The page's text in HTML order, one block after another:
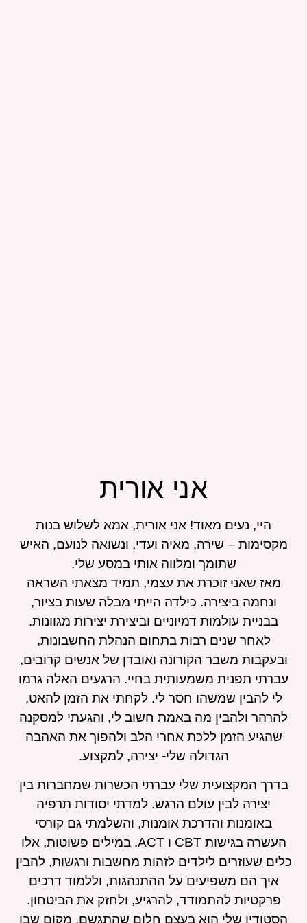
אני אורית
היי, נעים מאוד! אני אורית, אמא לשלוש בנות
מקסימות – שירה, מאיה ועדי, ונשואה לנועם, האיש
שתומך ומלווה אותי במסע שלי.
מאז שאני זוכרת את עצמי, תמיד מצאתי השראה
ונחמה ביצירה. כילדה הייתי מבלה שעות בציור,
בבניית עולמות דמיוניים וביצירת יצירות מגוונות.
לאחר שנים רבות בתחום הנהלת החשבונות,
ובעקבות משבר הקורונה ואובדן של אנשים קרובים,
עברתי תפנית משמעותית בחיי. הרגעים האלה גרמו
לי להבין שמשהו חסר לי. לקחתי את הזמן להאט,
להרהר ולהבין מה באמת חשוב לי, והגעתי למסקנה
שהגיע הזמן ללכת אחרי הלב ולהפוך את האהבה
הגדולה שלי- יצירה, למקצוע.
בדרך המקצועית שלי עברתי הכשרות שמחברות בין
יצירה לבין עולם הרגש. למדתי יסודות תרפיה
באומנות והדרכת אומנות, והשלמתי גם קורסי
העשרה בגישות CBT ו ACT. במילים פשוטות, אלו
כלים שעוזרים לילדים לזהות מחשבות ורגשות, להבין
איך הם משפיעים על ההתנהגות, וללמוד דרכים
פרקטיות להתמודד, להרגיע, ולחזק את הביטחון.
הסטודיו שלי הוא בעצם חלום שהתגשם, מקום שבו